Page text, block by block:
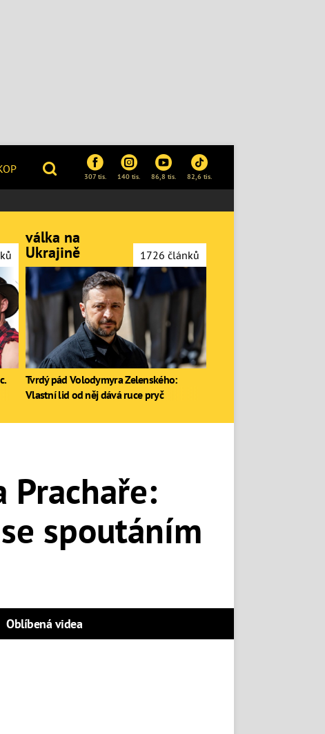
307 tis. 140 tis. 86,8 tis. 82,6 tis.
Prachaře:
spoutáním
Oblíbená videa
válka na
Ukrajině 1726 článků
Tvrdý pád Volodymyra Zelenského:
Vlastní lid od něj dává ruce pryč